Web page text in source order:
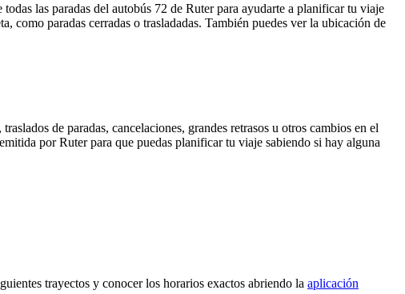
las paradas del autobús 72 de Ruter para ayudarte a planificar tu viaje
como paradas cerradas o trasladadas. También puedes ver la ubicación de
de paradas, cancelaciones, grandes retrasos u otros cambios en el
por Ruter para que puedas planificar tu viaje sabiendo si hay alguna
trayectos y conocer los horarios exactos abriendo la aplicación